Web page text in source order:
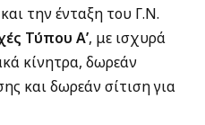
την ένταξη του Γ.Ν.
Τύπου Α’, με ισχυρά
κίνητρα, δωρεάν
και δωρεάν σίτιση για